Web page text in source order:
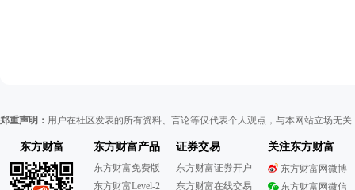
郑重声明： 用户在社区发表的所有资料、言论等仅代表个人观点，与本网站立场无
东方财富 东方财富产品
东方财富免费版
东方财富Level-2
证券交易
东方财富证券开户
东方财富在线交易
关注东方财富
东方财富网微博
东方财富网微信